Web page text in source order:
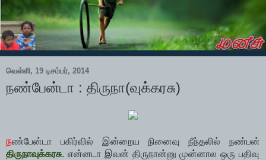
வெள்ளி, 19 டிசம்பர், 2014
நண்பேன்டா : திருநா(வுக்கரசு)
நண்பேன்டா பகிர்வில் இன்றைய நினைவு நீந்தலில் நண்பன்
திருநாவுக்கரசு. என்னடா இவன் திருநான்னு முன்னால ஒரு பதிவு